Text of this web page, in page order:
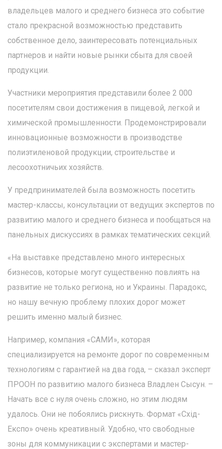
владельцев малого и среднего бизнеса это событие
стало прекрасной возможностью представить
собственное дело, заинтересовать потенциальных
партнеров и найти новые рынки сбыта для своей
продукции.
Участники мероприятия представили более 2 000
посетителям свои достижения в пищевой, легкой и
химической промышленности. Продемонстрировали
инновационные возможности в производстве
полиэтиленовой продукции, строительстве и
лесоохотничьих хозяйств.
У предпринимателей была возможность посетить
мастер-классы, консультации от ведущих экспертов по
развитию малого и среднего бизнеса и пообщаться на
панельных дискуссиях в рамках тематических секций.
«На выставке представлено много интересных
бизнесов, которые могут существенно повлиять на
развитие не только региона, но и Украины. Парадокс,
но нашу вечную проблему плохих дорог может
решить именно малый бизнес.
Например, компания «САМИ», которая
специализируется на ремонте дорог по современным
технологиям с гарантией на два года, – сказал эксперт
ПРООН по развитию малого бизнеса Владлен Сысун. –
Начать все с нуля очень сложно, но этим людям
удалось. Они не побоялись рискнуть. Формат «Схід-
Експо» очень креативный. Удобно, что свободные
зоны для коммуникации с экспертами и мастер-